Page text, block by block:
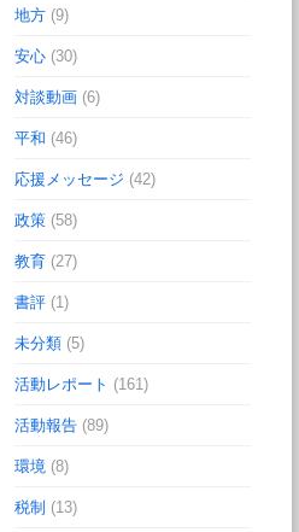
地方 (9)
安心 (30)
対談動画 (6)
平和 (46)
応援メッセージ (42)
政策 (58)
教育 (27)
書評 (1)
未分類 (5)
活動レポート (161)
活動報告 (89)
環境 (8)
税制 (13)